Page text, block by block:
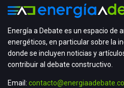
Energía a Debate es un espacio de
energéticos, en particular sobre la
donde se incluyen noticias y
contribuir al debate constructivo.
Email: